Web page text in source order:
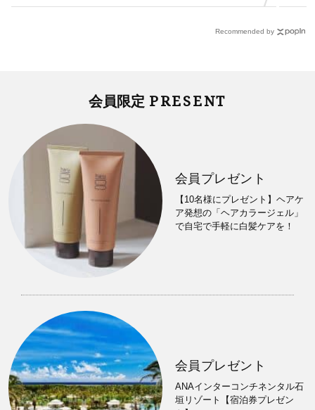
Recommended by
会員限定 PRESENT
会員プレゼント
【10名様にプレゼント】ヘアケ
ア発想の「ヘアカラージェル」
で自宅で手軽に白髪ケアを！
会員プレゼント
ANAインターコンチネンタル石
垣リゾート【宿泊券プレゼン